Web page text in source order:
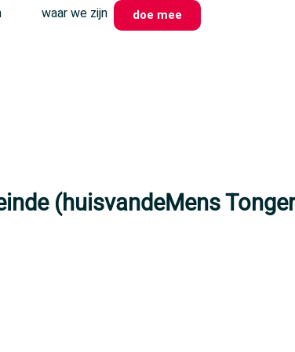
waar we zijn doe mee
(huisvandeMens